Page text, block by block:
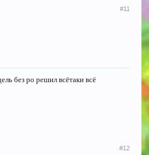
#11
без ро решил всётаки всё
#12